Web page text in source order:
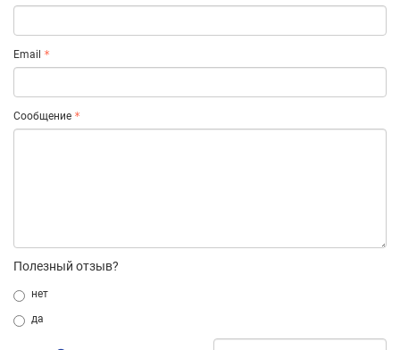
Email
Сообщение
Полезный отзыв?
нет
да